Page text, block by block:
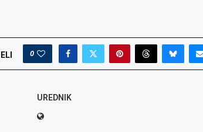
0
UREDNIK